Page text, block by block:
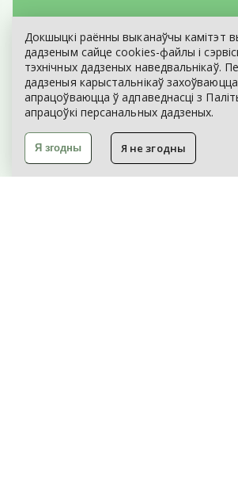
ЭЛЕКТРОННЫ
КАРТА САЙТА
Докшыцкі раённы выканаўчы камітэт
дадзеным сайце cookies-файлы і
тэхнічных дадзеных наведвальнікаў.
дадзеныя карыстальнікаў захоўваюцца
апрацоўваюцца ў адпаведнасці з
апрацоўкі персанальных дадзеных.
Я не згодны
Я згодны